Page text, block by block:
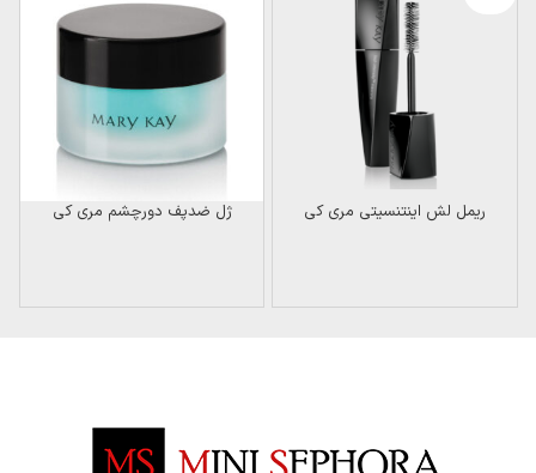
ریمل لش اینتنسیتی مری کی ژل ضدپف دورچشم مری کی